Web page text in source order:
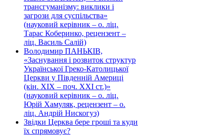
трансгуманізму: виклики і
загрози для суспільства»
(науковий керівник – о. ліц.
Тарас Коберинко, рецензент –
ліц. Василь Салій)
Володимир ПАНЬКІВ,
«Заснування і розвиток структур
Української Греко-Католицької
Церкви у Південній Америці
(кін. ХІХ – поч. ХХІ ст.)»
(науковий керівник – о. ліц.
Юрій Хамуляк, рецензент – о.
ліц. Андрій Нискогуз)
Звідки Церква бере гроші та куди
їх спрямовує?